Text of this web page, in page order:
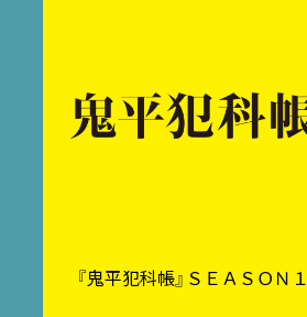
『鬼平犯科帳』ＳＥＡＳＯＮ１